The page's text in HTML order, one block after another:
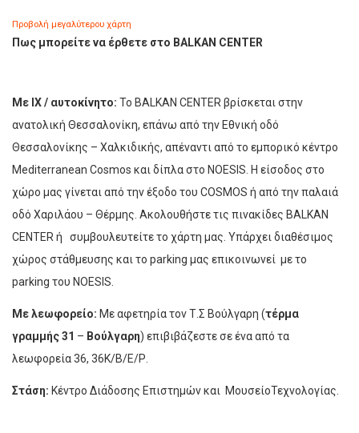
Προβολή μεγαλύτερου χάρτη
Πως μπορείτε να έρθετε στο BALKAN CENTER
Με ΙΧ / αυτοκίνητο: Το BALKAN CENTER βρίσκεται στην
ανατολική Θεσσαλονίκη, επάνω από την Εθνική οδό
Θεσσαλονίκης – Χαλκιδικής, απέναντι από το εμπορικό κέντρο
Mediterranean Cosmos και δίπλα στο NOESIS. Η είσοδος στο
χώρο μας γίνεται από την έξοδο του COSMOS ή από την παλαιά
οδό Χαριλάου – Θέρμης. Ακολουθήστε τις πινακίδες BALKAN
CENTER ή συμβουλευτείτε το χάρτη μας. Υπάρχει διαθέσιμος
χώρος στάθμευσης και το parking μας επικοινωνεί με το
parking του NOESIS.
Με λεωφορείο: Με αφετηρία τον Τ.Σ Βούλγαρη (τέρμα
γραμμής 31 – Βούλγαρη) επιβιβάζεστε σε ένα από τα
λεωφορεία 36, 36Κ/Β/Ε/Ρ.
Στάση: Κέντρο Διάδοσης Επιστημών και ΜουσείοΤεχνολογίας.